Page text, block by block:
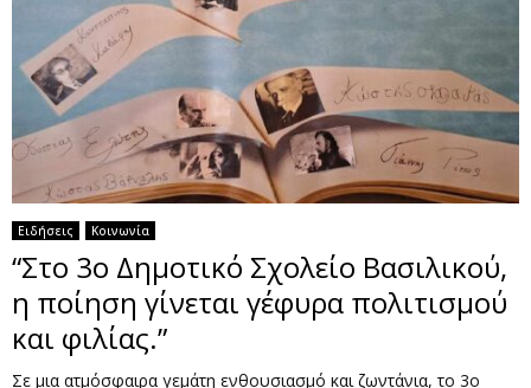
Ειδήσεις Κοινωνία
“Στο 3ο Δημοτικό Σχολείο Βασιλικού,
η ποίηση γίνεται γέφυρα πολιτισμού
και φιλίας.”
Σε μια ατμόσφαιρα γεμάτη ενθουσιασμό και ζωντάνια, το 3ο